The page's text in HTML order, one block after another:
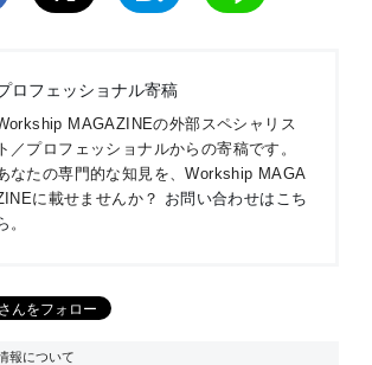
ロフェッショナル寄稿
MAGAZINEの外部スペシャリス
ト／プロフェッショナルからの寄稿です。
なたの専門的な知見を、Workship MAGA
に載せませんか？ お問い合わせはこち
。
報について